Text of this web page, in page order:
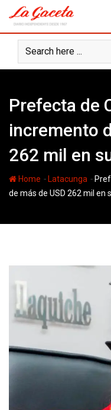
content
Prefecta de
incremento
262 mil en
Home - Latacunga -
de más de USD 262 mil en